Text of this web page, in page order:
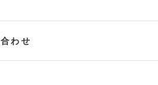
わせ